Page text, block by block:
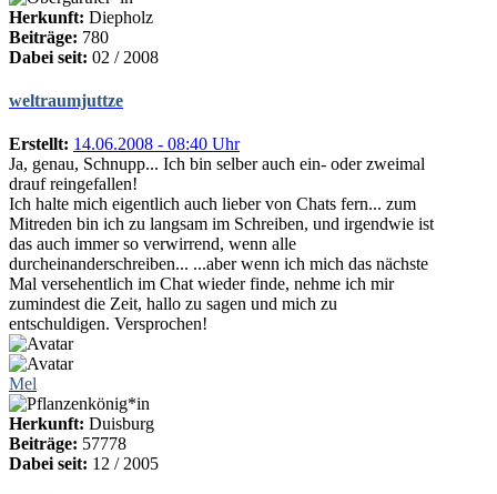
Herkunft: Diepholz
Beiträge: 780
Dabei seit: 02 / 2008
weltraumjuttze
Erstellt: 14.06.2008 - 08:40 Uhr
Ja, genau, Schnupp... Ich bin selber auch ein- oder zweimal
drauf reingefallen!
Ich halte mich eigentlich auch lieber von Chats fern... zum
Mitreden bin ich zu langsam im Schreiben, und irgendwie ist
das auch immer so verwirrend, wenn alle
durcheinanderschreiben... ...aber wenn ich mich das nächste
Mal versehentlich im Chat wieder finde, nehme ich mir
zumindest die Zeit, hallo zu sagen und mich zu
entschuldigen. Versprochen!
Mel
Herkunft: Duisburg
Beiträge: 57778
Dabei seit: 12 / 2005